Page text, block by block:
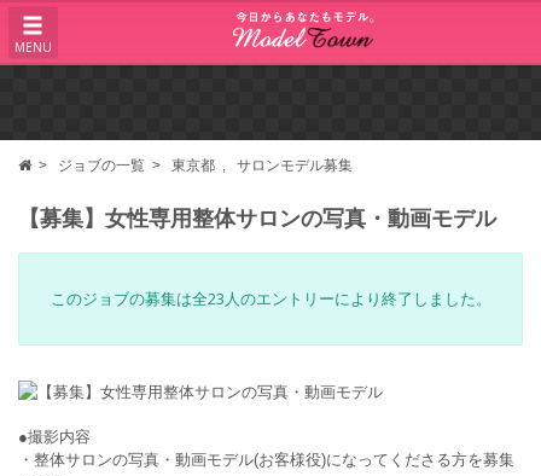
MENU
ジョブの一覧 東京都 サロンモデル募集
【募集】女性専用整体サロンの写真・動画モデル
このジョブの募集は全23人のエントリーにより終了しました。
●撮影内容
・整体サロンの写真・動画モデル(お客様役)になってくださる方を募集